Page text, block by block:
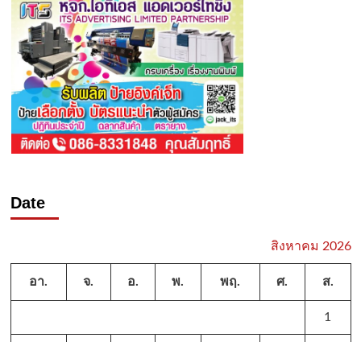
Date
สิงหาคม 2026
อา. จ. อ. พ. พฤ. ศ. ส.
1